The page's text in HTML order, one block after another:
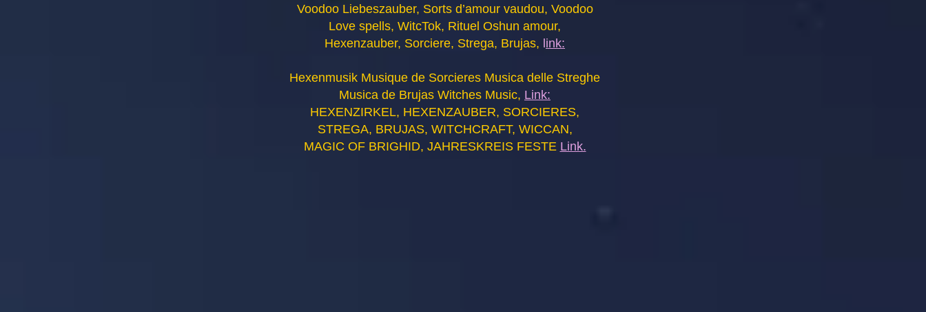
Voodoo Liebeszauber, Sorts d’amour vaudou, Voodoo
Love spells, WitcTok, Rituel Oshun amour,
Hexenzauber, Sorciere, Strega, Brujas, ink:
Hexenmusik Musique de Sorcieres Musica delle Streghe
Musica de Brujas Witches Music, Link:
HEXENZIRKEL, HEXENZAUBER, SORCIERES,
STREGA, BRUJAS, WITCHCRAFT, WICCAN,
MAGIC OF BRIGHID, JAHRESKREIS FESTE Link.